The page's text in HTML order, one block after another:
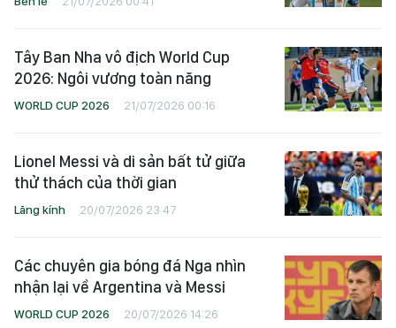
Tây Ban Nha vô địch World Cup
2026: Ngôi vương toàn năng
WORLD CUP 2026 21/07/2026 00:16
Lionel Messi và di sản bất tử giữa
thử thách của thời gian
Lăng kính 20/07/2026 23:47
Các chuyên gia bóng đá Nga nhìn
nhận lại về Argentina và Messi
WORLD CUP 2026 20/07/2026 14:26